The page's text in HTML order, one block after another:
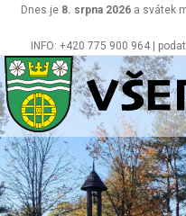
INFO: +420 775 900 964 |
Dnes je 8. srpna 2026 a svátek
Všeradov